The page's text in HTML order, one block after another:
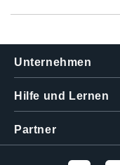
Unternehmen
Hilfe und Lernen
Partner